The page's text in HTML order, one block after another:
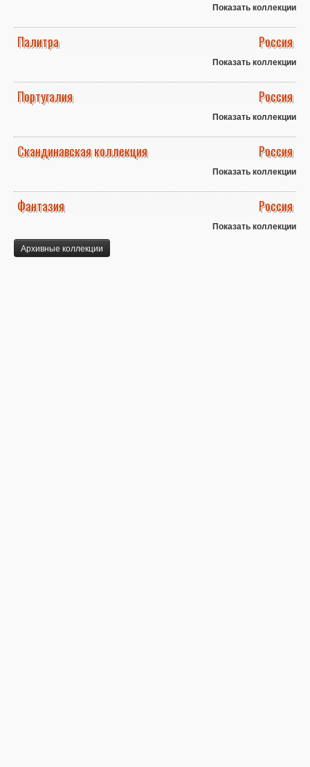
Показать коллекции
Палитра Россия
Показать коллекции
Португалия Россия
Показать коллекции
Скандинавская коллекция Россия
Показать коллекции
Фантазия Россия
Показать коллекции
Архивные коллекции